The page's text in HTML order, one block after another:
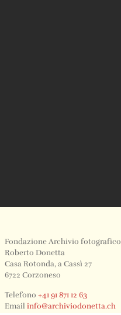
Fondazione Archivio fotografico
Roberto Donetta
Casa Rotonda, a Cassì 27
6722 Corzoneso
Telefono +41 91 871 12 63
Email info@archiviodonetta.ch